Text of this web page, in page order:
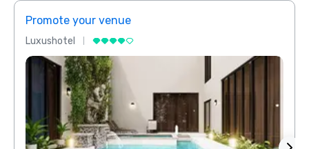
Promote your venue
Luxushotel